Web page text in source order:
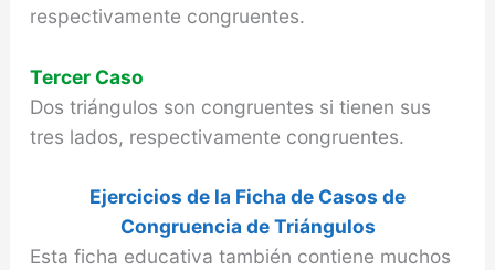
respectivamente congruentes.
Tercer Caso
Dos triángulos son congruentes si tienen sus
tres lados, respectivamente congruentes.
Ejercicios de la Ficha de Casos de
Congruencia de Triángulos
Esta ficha educativa también contiene muchos